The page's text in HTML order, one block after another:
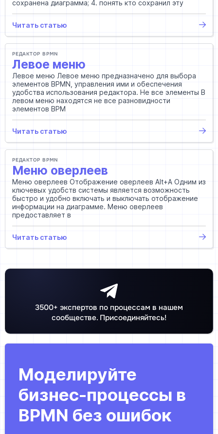
сохранена диаграмма; 4. понять кто сохранил эту
Читать статью
РЕДАКТОР BPMN
Левое меню
Левое меню Левое меню предназначено для выбора
элементов BPMN, управления ими и обеспечения
удобства использования редактора. Не все элементы В
левом меню находятся не все разновидности
элементов BPM
Читать статью
РЕДАКТОР BPMN
Меню оверлеев
Меню оверлеев Отображение оверлеев Alt+A Одним из
ключевых удобств системы является возможность
быстро и удобно включать и выключать отображение
информации на диаграмме. Меню оверлеев
предоставляет в
Читать статью
3500+ экспертов по процессам в нашем
сообществе. Присоединяйтесь!
Моделируйте
бизнес-процессы в
BPMN без ошибок